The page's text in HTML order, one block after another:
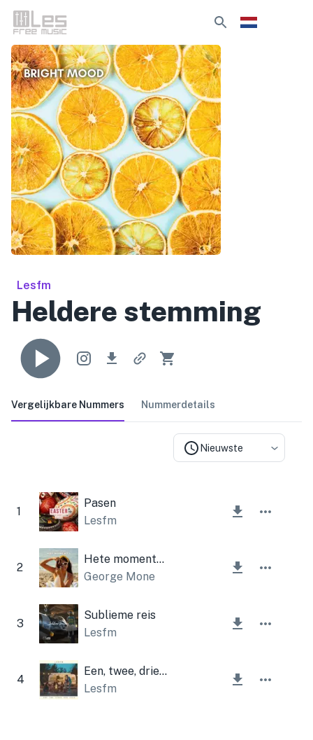
Lesfm
Heldere stemming
Vergelijkbare Nummers Nummerdetails
Nieuwste
1
Pasen
Lesfm
2
Hete momenten
George Mone
3
Sublieme reis
Lesfm
4
Een, twee, drie en vier
Lesfm